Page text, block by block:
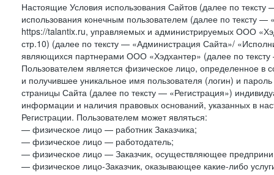
Настоящие Условия использования Сайтов (далее по
использования конечным пользователем (далее по тексту
https://talantix.ru, управляемых и администрируемых ООО
стр.10) (далее по тексту — «Администрация Сайта»/
являющихся партнерами ООО «Хэдхантер» (далее по
Пользователем является физическое лицо, определенное в
и получившее уникальное имя пользователя (логин) и
страницы Сайта (далее по тексту — «Регистрация»)
информации и наличия правовых оснований, указанных в
Регистрации. Пользователем может являться:
— физическое лицо — работник Заказчика;
— физическое лицо — работодатель;
— физическое лицо — Заказчик, осуществляющее
— физическое лицо-Заказчик, оказывающее какие-либо